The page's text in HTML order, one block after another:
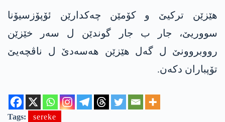
ھێزێن ترکیێ و کۆمێن چەکدارێن ئۆپۆزسیۆنا
سووریێ، جار ب جار گوندێن ل سەر خێزێن
رووبروونێ ل گەل ھێزێن ھه‌سه‌دێ ل ناڤچەیێ
تۆپباران دکه‌ن.
Tags: sereke